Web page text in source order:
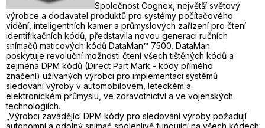
Společnost Cognex, největší světový
výrobce a dodavatel produktů pro systémy počítačového
vidění, inteligentních kamer a průmyslových zařízení pro čtení
identifikačních kódů, představila novou generaci ručních
snímačů maticových kódů DataMan™ 7500. DataMan
poskytuje revoluční možnosti čtení všech tištěných kódů a
zejména DPM kódů (Direct Part Mark - kódy přímého
značení) užívaných výrobci pro implementaci systémů
sledování výroby v automobilovém, leteckém a
elektronickém průmyslu, ve zdravotnictví a ve vojenských
technologiích.
„Výrobci zavádějící DPM kódy pro sledování výroby požadují
autonomní a odolný snímač spolehlivě fungující na všech kódech